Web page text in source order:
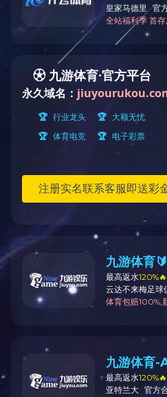
项目运营合作
设备制造
新闻出